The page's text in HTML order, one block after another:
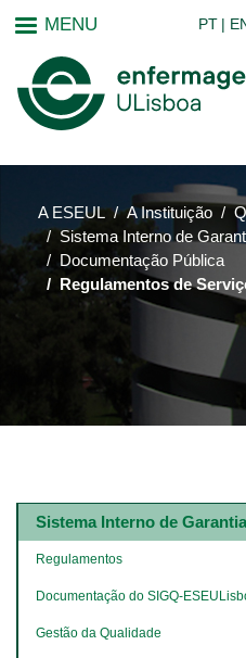
MENU PT
A ESEUL A Instituição
Sistema Interno de
Documentação Pública
Regulamentos de
Main
navigation
Sistema Interno de
Regulamentos
Documentação do SIGQ-
Gestão da Qualidade